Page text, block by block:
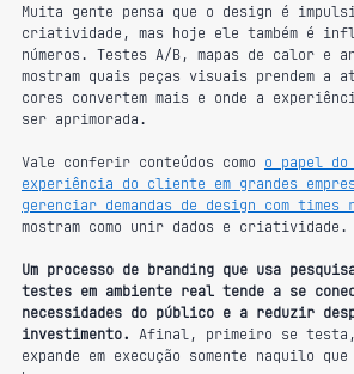
Muita gente pensa que o design é
criatividade, mas hoje ele também é
números. Testes A/B, mapas de calor e
mostram quais peças visuais prendem a
cores convertem mais e onde a
ser aprimorada.
Vale conferir conteúdos como o papel do
experiência do cliente em grandes
gerenciar demandas de design com times
mostram como unir dados e criatividade.
Um processo de branding que usa
testes em ambiente real tende a se
necessidades do público e a reduzir
investimento. Afinal, primeiro se
expande em execução somente naquilo